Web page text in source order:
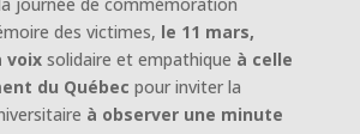
des victimes, le 11 mars,
voix solidaire et empathique à celle
du Québec pour inviter la
à observer une minute